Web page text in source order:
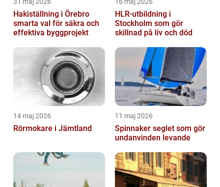
Hakiställning i Örebro
smarta val för säkra och
effektiva byggprojekt
HLR-utbildning i
Stockholm som gör
skillnad på liv och död
14 maj 2026
Rörmokare i Jämtland
11 maj 2026
Spinnaker seglet som gör
undanvinden levande